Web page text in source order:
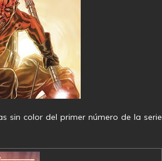
sin color del primer número de la serie